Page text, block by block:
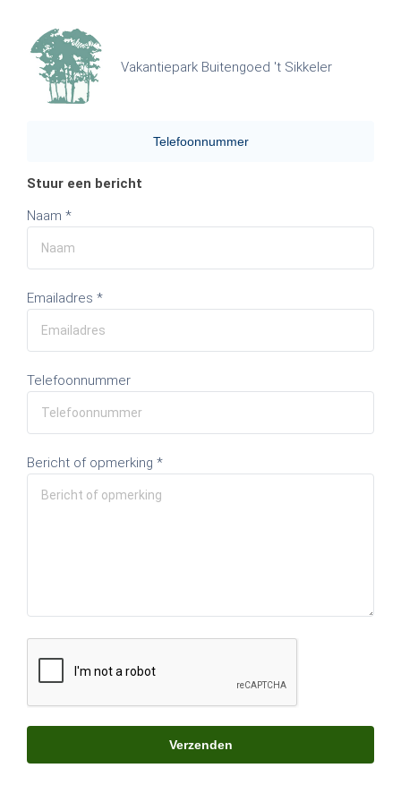
Vakantiepark Buitengoed 't Sikkeler
Telefoonnummer
Stuur een bericht
Naam *
Emailadres *
Telefoonnummer
Bericht of opmerking *